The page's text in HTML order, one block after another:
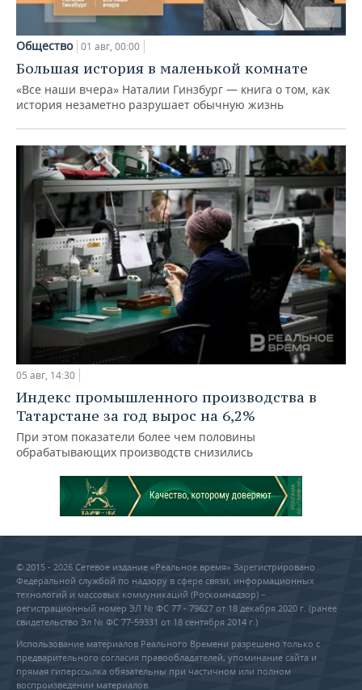
Общество 01 авг, 00:00
Большая история в маленькой комнате
«Все наши вчера» Наталии Гинзбург — книга о том, как
история незаметно разрушает обычную жизнь
05 авг, 14:30
Индекс промышленного производства в
Татарстане за год вырос на 6,2%
При этом показатели более чем половины
обрабатывающих производств снизились
© 2015 - 2026 Сетевое издание «Реальное время» Зарегистрировано
Федеральной службой по надзору в сфере связи, информационных
технологий и массовых коммуникаций (Роскомнадзор) –
регистрационный номер ЭЛ № ФС 77 - 79627 от 18 декабря 2020 г. (ранее
свидетельство Эл № ФС 77-59331 от 18 сентября 2014 г.)
Использование материалов Реального Времени разрешено только с
предварительного согласия правообладателей, упоминание сайта и
прямая гиперссылка обязательны при частичном или полном
воспроизведении материалов.